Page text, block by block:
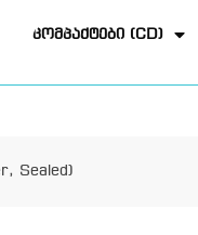
კომპაქტები (CD)
Sealed)